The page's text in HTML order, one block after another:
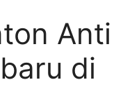
Anti
di